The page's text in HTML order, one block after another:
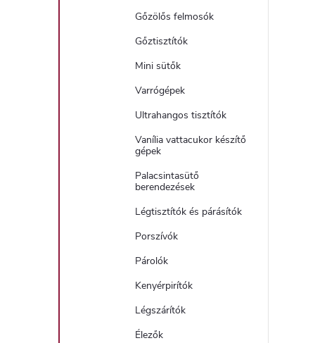
Gőzölős felmosók
Gőztisztítók
Mini sütők
Varrógépek
Ultrahangos tisztítók
Vanília vattacukor készítő
gépek
Palacsintasütő
berendezések
Légtisztítók és párásítók
Porszívók
Párolók
Kenyérpirítók
Légszárítók
Élezők